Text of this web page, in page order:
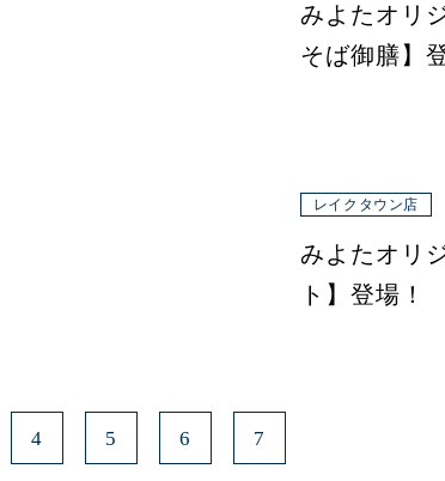
みよたオリ
そば御膳】
レイクタウン店
みよたオリ
ト】登場！
4 5 6 7